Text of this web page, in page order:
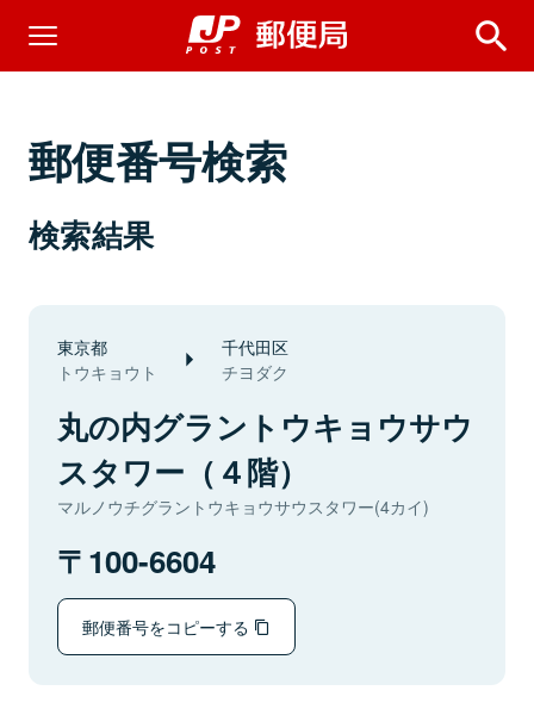
郵便番号検索
検索結果
東京都
トウキョウト
千代田区
チヨダク
丸の内グラントウキョウサウ
スタワー（４階）
マルノウチグラントウキョウサウスタワー(4カイ)
100-6604
郵便番号をコピーする